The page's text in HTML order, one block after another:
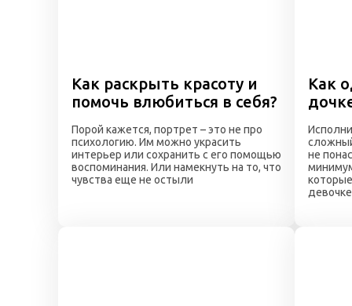
Как раскрыть красоту и
помочь влюбиться в себя?
Порой кажется, портрет – это не про
психологию. Им можно украсить
интерьер или сохранить с его помощью
воспоминания. Или намекнуть на то, что
чувства еще не остыли
не
Как